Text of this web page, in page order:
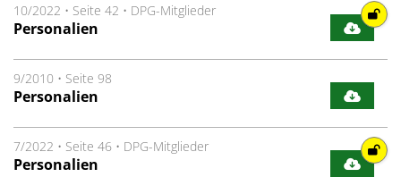
10/2022 • Seite 42 • DPG-Mitglieder
Personalien
9/2010 • Seite 98
Personalien
7/2022 • Seite 46 • DPG-Mitglieder
Personalien